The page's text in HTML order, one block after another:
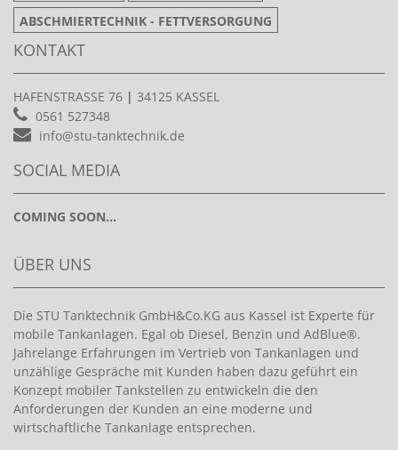
ABSCHMIERTECHNIK - FETTVERSORGUNG
KONTAKT
HAFENSTRASSE 76 | 34125 KASSEL
0561 527348
info@stu-tanktechnik.de
SOCIAL MEDIA
COMING SOON...
ÜBER UNS
Die STU Tanktechnik GmbH&Co.KG aus Kassel ist Experte für
mobile Tankanlagen. Egal ob Diesel, Benzin und AdBlue®.
Jahrelange Erfahrungen im Vertrieb von Tankanlagen und
unzählige Gespräche mit Kunden haben dazu geführt ein
Konzept mobiler Tankstellen zu entwickeln die den
Anforderungen der Kunden an eine moderne und
wirtschaftliche Tankanlage entsprechen.